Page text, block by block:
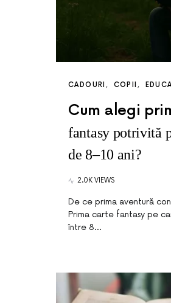
CADOURI COPII
Cum alegi
fantasy potrivită
de 8–10 ani?
2.0K VIEWS
De ce prima aventură
Prima carte fantasy pe
între 8…